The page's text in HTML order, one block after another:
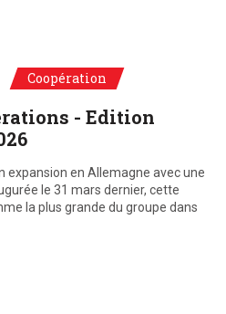
Coopération
- Edition
expansion en Allemagne avec une
le 31 mars dernier, cette
la plus grande du groupe dans